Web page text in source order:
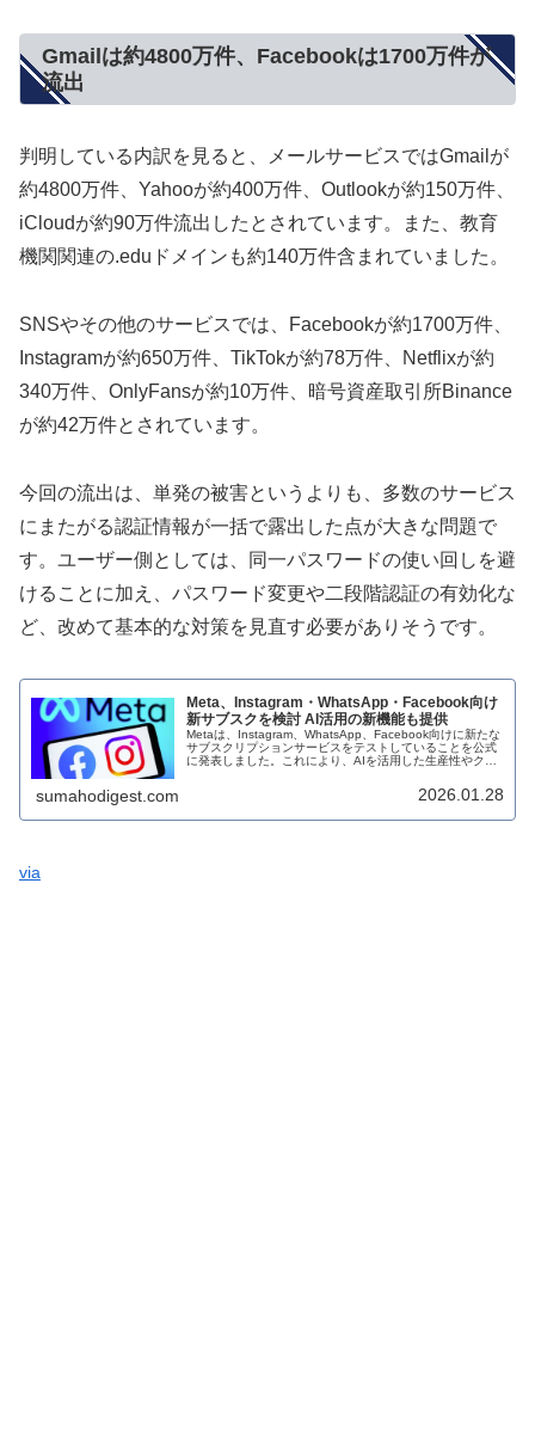
Gmailは約4800万件、Facebookは1700万件が
流出
判明している内訳を見ると、メールサービスではGmailが
約4800万件、Yahooが約400万件、Outlookが約150万件、
iCloudが約90万件流出したとされています。また、教育
機関関連の.eduドメインも約140万件含まれていました。
SNSやその他のサービスでは、Facebookが約1700万件、
Instagramが約650万件、TikTokが約78万件、Netflixが約
340万件、OnlyFansが約10万件、暗号資産取引所Binance
が約42万件とされています。
今回の流出は、単発の被害というよりも、多数のサービス
にまたがる認証情報が一括で露出した点が大きな問題で
す。ユーザー側としては、同一パスワードの使い回しを避
けることに加え、パスワード変更や二段階認証の有効化な
ど、改めて基本的な対策を見直す必要がありそうです。
Meta、Instagram・WhatsApp・Facebook向け
新サブスクを検討 AI活用の新機能も提供
Metaは、Instagram、WhatsApp、Facebook向けに新たな
サブスクリプションサービスをテストしていることを公式
に発表しました。これにより、AIを活用した生産性やクリ
sumahodigest.com 2026.01.28
via